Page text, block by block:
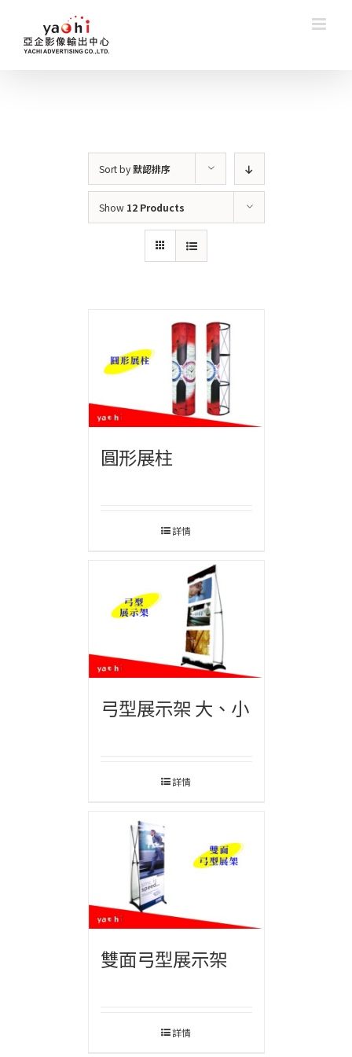
content
Sort by默認排序
Show 12 Products
圓形展柱
詳情
弓型展示架 大、小
詳情
雙面弓型展示架
詳情